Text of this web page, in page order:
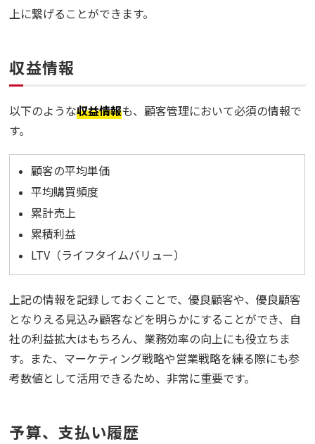
上に繋げることができます。
収益情報
以下のような収益情報も、顧客管理において必須の情報で
す。
顧客の平均単価
平均購買頻度
累計売上
累積利益
LTV（ライフタイムバリュー）
上記の情報を記録しておくことで、優良顧客や、優良顧客
となりえる見込み顧客などを明らかにすることができ、自
社の利益拡大はもちろん、業務効率の向上にも役立ちま
す。また、マーケティング戦略や営業戦略を練る際にも参
考数値として活用できるため、非常に重要です。
予算、支払い履歴